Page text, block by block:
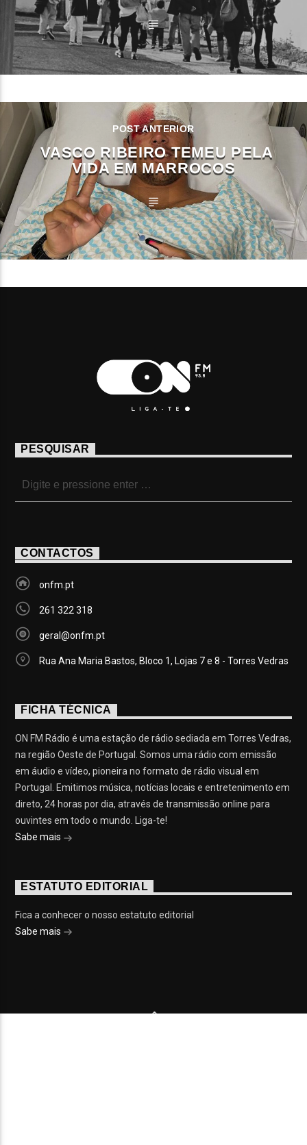
POST ANTERIOR
VASCO RIBEIRO TEMEU PELA
VIDA EM MARROCOS
PESQUISAR
CONTACTOS
onfm.pt
261 322 318
geral@onfm.pt
Rua Ana Maria Bastos, Bloco 1, Lojas 7 e 8 - Torres Vedras
FICHA TÉCNICA
ON FM Rádio é uma estação de rádio sediada em Torres Vedras,
na região Oeste de Portugal. Somos uma rádio com emissão
em áudio e vídeo, pioneira no formato de rádio visual em
Portugal. Emitimos música, notícias locais e entretenimento em
direto, 24 horas por dia, através de transmissão online para
ouvintes em todo o mundo. Liga-te!
Sabe mais
ESTATUTO EDITORIAL
Fica a conhecer o nosso estatuto editorial
Sabe mais